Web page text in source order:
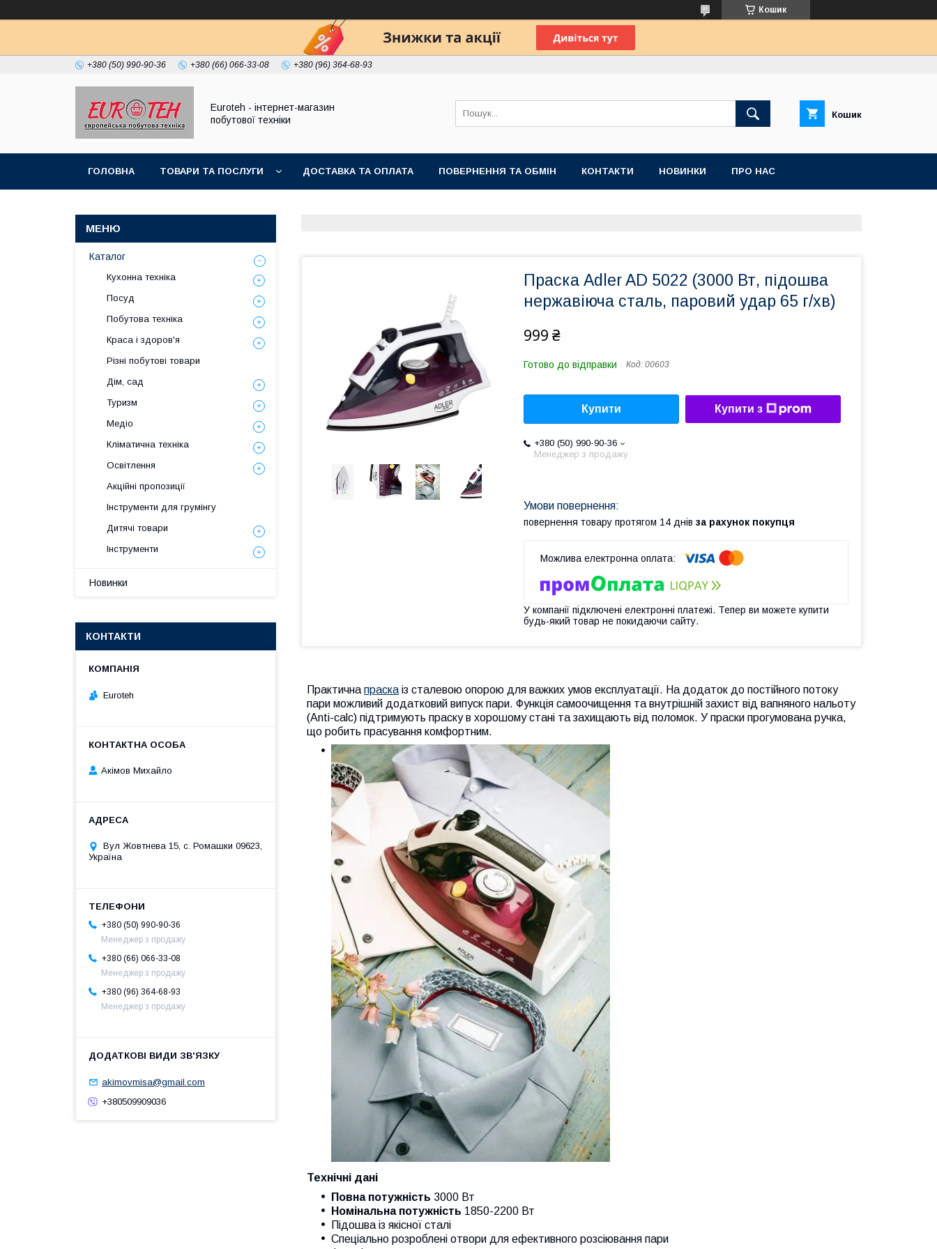
Кошик
+380 (50) 990-90-36 +380 (66) 066-33-08 +380 (96) 364-68-93
Euroteh - інтернет-магазин
побутової техніки
Кошик
ГОЛОВНА ТОВАРИ ТА ПОСЛУГИ ДОСТАВКА ТА ОПЛАТА ПОВЕРНЕННЯ ТА ОБМІН КОНТАКТИ НОВИНКИ ПРО НАС
Праска Adler AD 5022 (3000 Вт, підошва
нержавіюча сталь, паровий удар 65 г/хв)
999 ₴
Готово до відправки Код: 00603
Купити Купити з
+380 (50) 990-90-36
Менеджер з продажу
повернення товару протягом 14 днів за рахунок покупця
У компанії підключені електронні платежі. Тепер ви можете купити
будь-який товар не покидаючи сайту.
Практична праска із сталевою опорою для важких умов експлуатації. На додаток до постійного потоку
пари можливий додатковий випуск пари. Функція самоочищення та внутрішній захист від вапняного нальоту
(Anti-calc) підтримують праску в хорошому стані та захищають від поломок. У праски прогумована ручка,
що робить прасування комфортним.
Технічні дані
Повна потужність 3000 Вт
Номінальна потужність 1850-2200 Вт
Підошва із якісної сталі
Спеціально розроблені отвори для ефективного розсіювання пари
Каталог
Кухонна техніка
Посуд
Побутова техніка
Краса і здоров'я
Різні побутові товари
Дім, сад
Туризм
Медіо
Кліматична техніка
Освітлення
Акційні пропозиції
Інструменти для грумінгу
Дитячі товари
Інструменти
Новинки
КОНТАКТИ
Euroteh
Акімов Михайло
Вул Жовтнева 15, с. Ромашки 09623,
Україна
+380 (50) 990-90-36
Менеджер з продажу
+380 (66) 066-33-08
Менеджер з продажу
+380 (96) 364-68-93
Менеджер з продажу
akimovmisa@gmail.com
+380509909036